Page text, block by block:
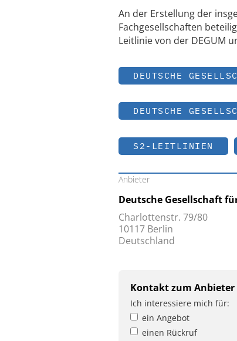
An der Erstellung der
Fachgesellschaften
Leitlinie von der DEGUM
DEUTSCHE
DEUTSCHE
S2-LEITLINIEN
Anbieter
Deutsche Gesellschaft
Charlottenstr. 79/80
10117 Berlin
Deutschland
Kontakt zum Anbieter
Ich interessiere mich für:
ein Angebot
einen Rückruf